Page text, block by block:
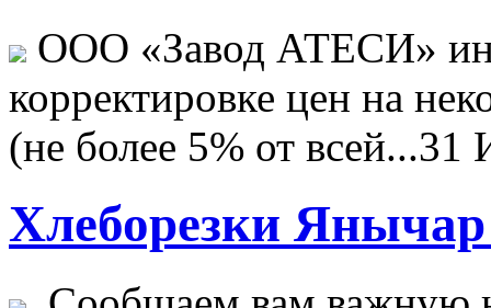
ООО «Завод АТЕСИ»
корректировке цен на
(не более 5% от всей...31
Хлеборезки Янычар